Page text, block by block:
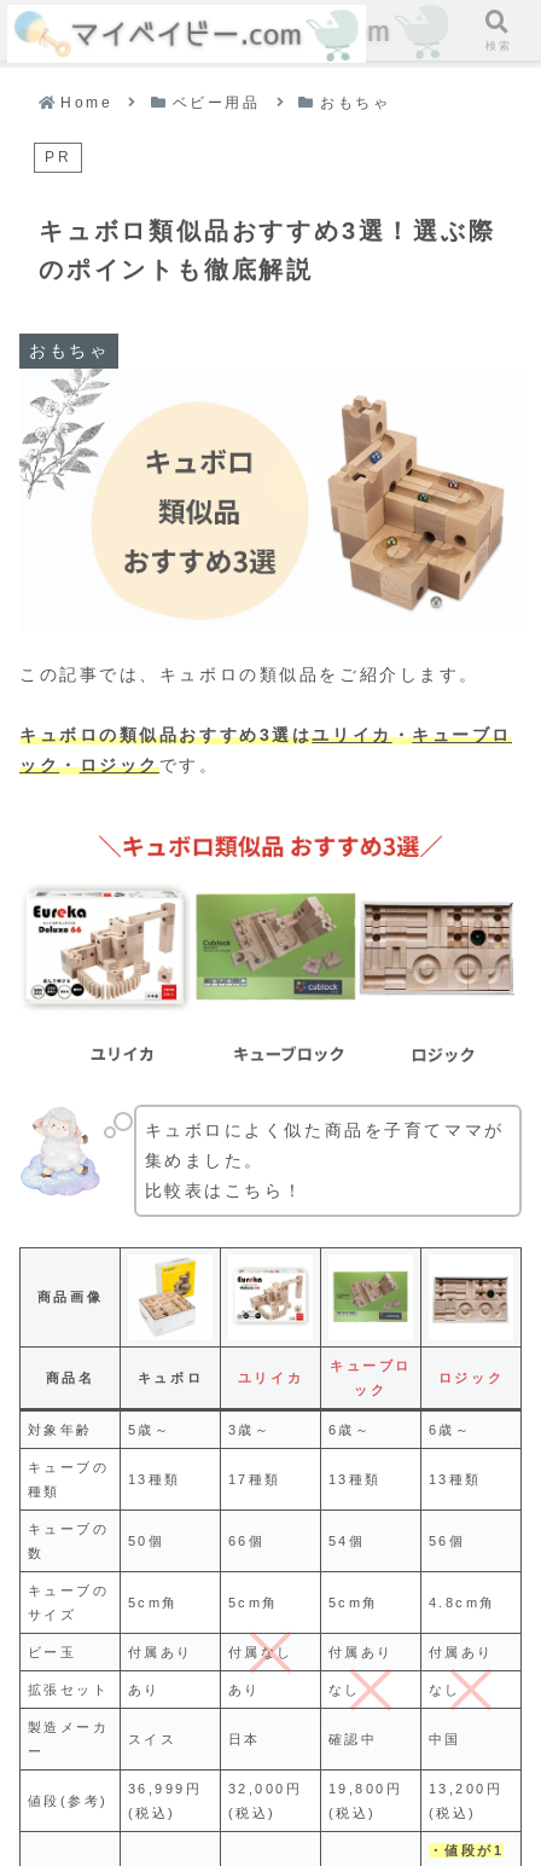
Home ベビー用品 おもちゃ
PR
キュボロ類似品おすすめ3選！選ぶ際
のポイントも徹底解説
おもちゃ
この記事では、キュボロの類似品をご紹介します。
キュボロの類似品おすすめ3選はユリイカ・キューブロ
ック・ロジックです。
キュボロによく似た商品を子育てママが
集めました。
比較表はこちら！
商品画像
商品名 キュボロ ユリイカ
キューブロ
ック
ロジック
対象年齢 5歳～ 3歳～ 6歳～ 6歳～
キューブの
種類
13種類 17種類 13種類 13種類
キューブの
数
50個 66個 54個 56個
キューブの
サイズ
5cm角 5cm角 5cm角 4.8cm角
ビー玉 付属あり 付属なし 付属あり 付属あり
拡張セット あり あり なし なし
製造メーカ
ー
スイス 日本 確認中 中国
値段(参考)
36,999円
(税込)
32,000円
(税込)
19,800円
(税込)
13,200円
(税込)
・値段が1
ホーム 検索